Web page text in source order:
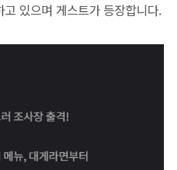
있으며 게스트가 등장합니다.